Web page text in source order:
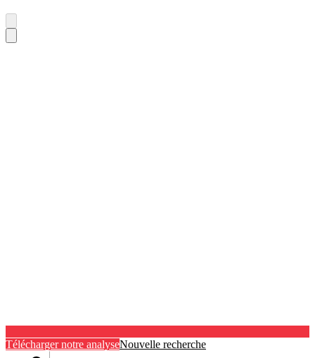
Télécharger notre analyseNouvelle recherche